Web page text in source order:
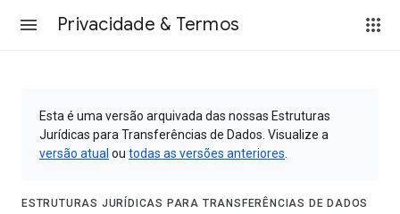
Privacidade & Termos
Esta é uma versão arquivada das nossas Estruturas
Jurídicas para Transferências de Dados. Visualize a
versão atual ou todas as versões anteriores
ESTRUTURAS JURÍDICAS PARA TRANSFERÊNCIAS DE DADOS